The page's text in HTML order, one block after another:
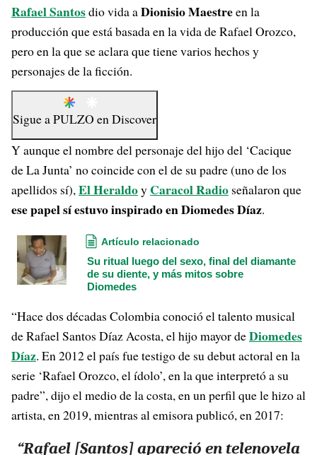
Rafael Santosdio vida aDionisio Maestreen la
producción que está basada en la vida de Rafael Orozco,
pero en la que se aclara que tiene varios hechos y
personajes de la ficción.
Sigue aPULZO enDiscover
Y aunque el nombre del personaje del hijo del ‘Cacique
de La Junta’ no coincide con el de su padre (uno de los
apellidos sí),El Heraldoy Caracol Radio señalaron que
ese papel sí estuvo inspirado en Diomedes Díaz.
Artículo relacionado
Su ritual luego del sexo, final del diamante
de su diente, y más mitos sobre
Diomedes
“Hace dos décadas Colombia conoció el talento musical
de Rafael Santos Díaz Acosta, el hijo mayor deDiomedes
Díaz. En 2012 el país fue testigo de su debut actoral en la
serie ‘Rafael Orozco, el ídolo’, en la que interpretó a su
padre”, dijo el medio de la costa, en un perfil que le hizo al
artista, en 2019, mientras al emisora publicó, en 2017:
“Rafael [Santos] apareció en telenovela